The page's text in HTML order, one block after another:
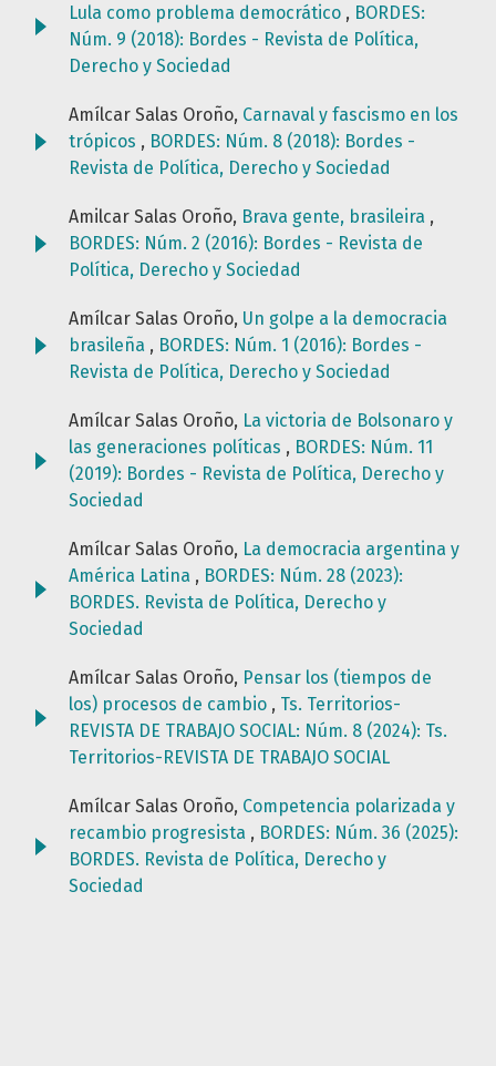
Lula como problema democrático , BORDES:
Núm. 9 (2018): Bordes - Revista de Política,
Derecho y Sociedad
Amílcar Salas Oroño, Carnaval y fascismo en los
trópicos , BORDES: Núm. 8 (2018): Bordes -
Revista de Política, Derecho y Sociedad
Amilcar Salas Oroño, Brava gente, brasileira ,
BORDES: Núm. 2 (2016): Bordes - Revista de
Política, Derecho y Sociedad
Amílcar Salas Oroño, Un golpe a la democracia
brasileña , BORDES: Núm. 1 (2016): Bordes -
Revista de Política, Derecho y Sociedad
Amílcar Salas Oroño, La victoria de Bolsonaro y
las generaciones políticas , BORDES: Núm. 11
(2019): Bordes - Revista de Política, Derecho y
Sociedad
Amílcar Salas Oroño, La democracia argentina y
América Latina , BORDES: Núm. 28 (2023):
BORDES. Revista de Política, Derecho y
Sociedad
Amílcar Salas Oroño, Pensar los (tiempos de
los) procesos de cambio , Ts. Territorios-
REVISTA DE TRABAJO SOCIAL: Núm. 8 (2024): Ts.
Territorios-REVISTA DE TRABAJO SOCIAL
Amílcar Salas Oroño, Competencia polarizada y
recambio progresista , BORDES: Núm. 36 (2025):
BORDES. Revista de Política, Derecho y
Sociedad